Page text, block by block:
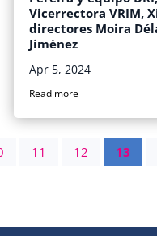
Vicerrectora VRIM,
directores Moira
Jiménez
Apr 5, 2024
Read more
11 12 13